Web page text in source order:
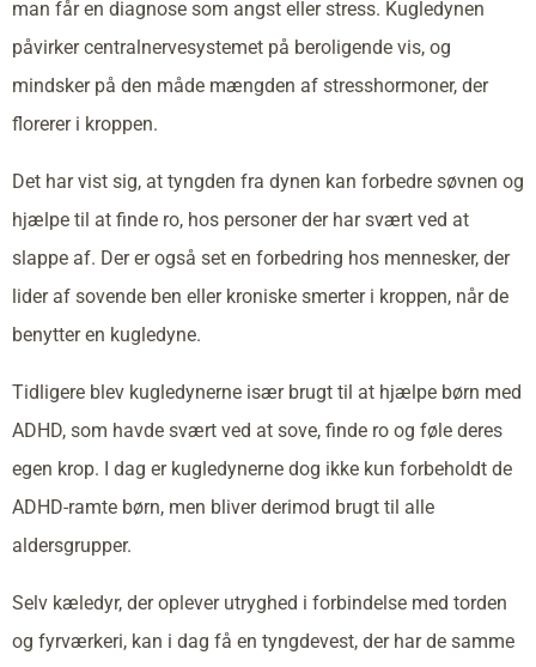
man får en diagnose som angst eller stress. Kugledynen
påvirker centralnervesystemet på beroligende vis, og
mindsker på den måde mængden af stresshormoner, der
florerer i kroppen.
Det har vist sig, at tyngden fra dynen kan forbedre søvnen og
hjælpe til at finde ro, hos personer der har svært ved at
slappe af. Der er også set en forbedring hos mennesker, der
lider af sovende ben eller kroniske smerter i kroppen, når de
benytter en kugledyne.
Tidligere blev kugledynerne især brugt til at hjælpe børn med
ADHD, som havde svært ved at sove, finde ro og føle deres
egen krop. I dag er kugledynerne dog ikke kun forbeholdt de
ADHD-ramte børn, men bliver derimod brugt til alle
aldersgrupper.
Selv kæledyr, der oplever utryghed i forbindelse med torden
og fyrværkeri, kan i dag få en tyngdevest, der har de samme